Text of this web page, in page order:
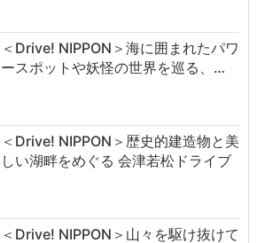
＜Drive! NIPPON＞海に囲まれたパワ
ースポットや妖怪の世界を巡る、…
＜Drive! NIPPON＞歴史的建造物と美
しい湖畔をめぐる 会津若松ドライブ
＜Drive! NIPPON＞山々を駆け抜けて